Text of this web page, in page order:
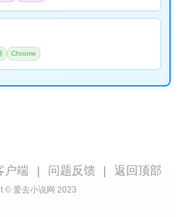
Chrome
户端 问题反馈 返回顶部
© 爱去小说网 2023